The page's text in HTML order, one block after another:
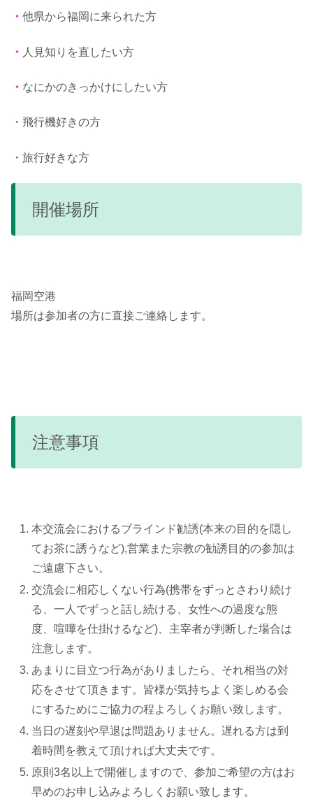
・ 他県から福岡に来られた方
・ 人見知りを直したい方
・ なにかのきっかけにしたい方
・飛行機好きの方
・旅行好きな方
開催場所
福岡空港
場所は参加者の方に直接ご連絡します。
注意事項
本交流会におけるブラインド勧誘(本来の目的を隠し
てお茶に誘うなど),営業また宗教の勧誘目的の参加は
ご遠慮下さい。
交流会に相応しくない行為(携帯をずっとさわり続け
る、一人でずっと話し続ける、女性への過度な態
度、喧嘩を仕掛けるなど)、主宰者が判断した場合は
注意します。
あまりに目立つ行為がありましたら、それ相当の対
応をさせて頂きます。皆様が気持ちよく楽しめる会
にするためにご協力の程よろしくお願い致します。
当日の遅刻や早退は問題ありません。遅れる方は到
着時間を教えて頂ければ大丈夫です。
原則3名以上で開催しますので、参加ご希望の方はお
早めのお申し込みよろしくお願い致します。